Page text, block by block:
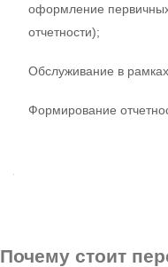
оформление
отчетности);
Обслуживание в
Формирование
Почему стоит